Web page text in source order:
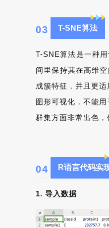
03 T-SNE算法
T-SNE算法是一种
间里保持其在高维
成簇特征，并且更
图形可视化，不能
群集方面非常出色，
04 R语言代码实
1. 导入数据